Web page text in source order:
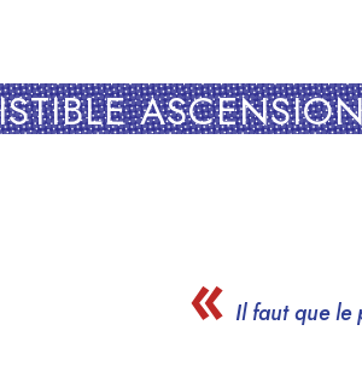
Il faut que le